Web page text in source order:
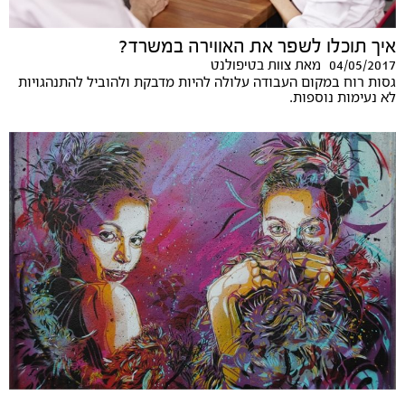
איך תוכלו לשפר את האווירה במשרד?
04/05/2017 מאת צוות בטיפולנט
גסות רוח במקום העבודה עלולה להיות מדבקת ולהוביל להתנהגויות
לא נעימות נוספות.